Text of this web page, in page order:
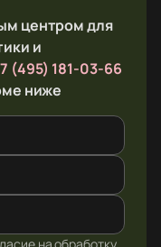
центром для
и
(495) 181-03-66
ниже
на обработку